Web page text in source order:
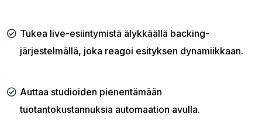
Tukea live-esiintymistä älykkäällä backing-
järjestelmällä, joka reagoi esityksen dynamiikkaan.
Auttaa studioiden pienentämään
tuotantokustannuksia automaation avulla.